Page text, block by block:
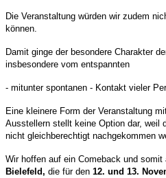
Die Veranstaltung würden wir zudem
können.
Damit ginge der besondere Charakter
insbesondere vom entspannten
- mitunter spontanen - Kontakt vieler
Eine kleinere Form der Veranstaltung
Ausstellern stellt keine Option dar, weil
nicht gleichberechtigt nachgekommen
Wir hoffen auf ein Comeback und somit
Bielefeld, die für den 12. und 13.